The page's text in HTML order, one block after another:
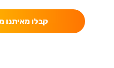
קבלו מאיתנו